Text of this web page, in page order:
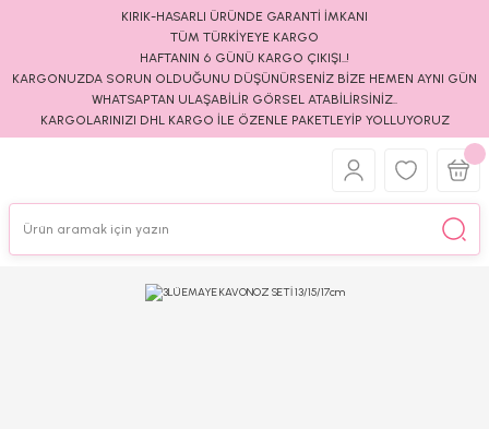
KIRIK-HASARLI ÜRÜNDE GARANTİ İMKANI
TÜM TÜRKİYEYE KARGO
HAFTANIN 6 GÜNÜ KARGO ÇIKIŞI..!
KARGONUZDA SORUN OLDUĞUNU DÜŞÜNÜRSENİZ BİZE HEMEN AYNI GÜN
WHATSAPTAN ULAŞABİLİR GÖRSEL ATABİLİRSİNİZ..
KARGOLARINIZI DHL KARGO İLE ÖZENLE PAKETLEYİP YOLLUYORUZ